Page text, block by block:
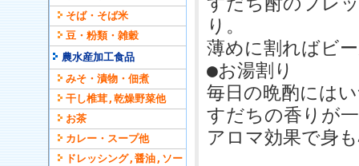
そば・そば米
豆・粉類・雑穀
農水産加工食品
みそ・漬物・佃煮
干し椎茸,乾燥野菜他
お茶
カレー・スープ他
ドレッシング,醤油,ソー
り。
薄めに割ればビ
●お湯割り
毎日の晩酌には
すだちの香りが
アロマ効果で身